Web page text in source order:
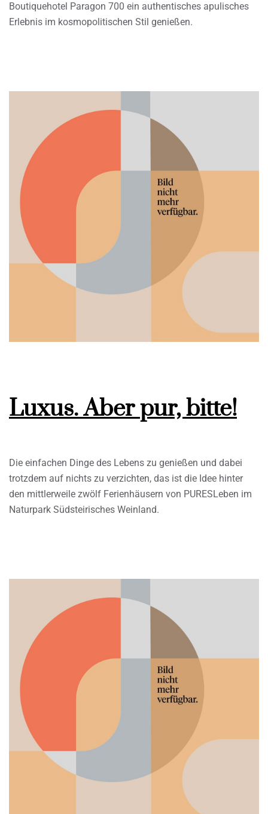
Boutiquehotel Paragon 700 ein authentisches apulisches
Erlebnis im kosmopolitischen Stil genießen.
Luxus. Aber pur, bitte!
Die einfachen Dinge des Lebens zu genießen und dabei
trotzdem auf nichts zu verzichten, das ist die Idee hinter
den mittlerweile zwölf Ferienhäusern von PURESLeben im
Naturpark Südsteirisches Weinland.